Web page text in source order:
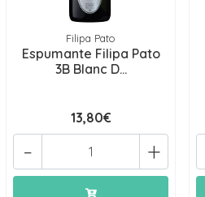
Filipa Pato
Espumante Filipa Pato
3B Blanc D...
13,80€
+
-